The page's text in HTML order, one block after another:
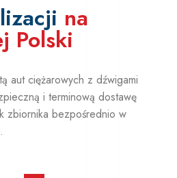
na
Polski
aut ciężarowych z dźwigami
i terminową dostawę
zbiornika bezpośrednio w